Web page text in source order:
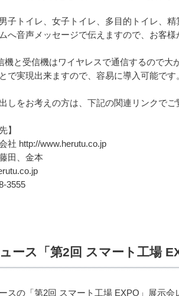
子トイレ、女子トイレ、多目的トイレ、
へ音声メッセージで伝えますので、お客
機と受信機はワイヤレスで通信するので
で実現出来ますので、容易に導入可能です
しをお考えの方は、下記の関連リンクで
】
社 http://www.herutu.co.jp
田、金本
3555
ース「第2回 スマート工場
スの「第2回 スマート工場 EXPO」展示会